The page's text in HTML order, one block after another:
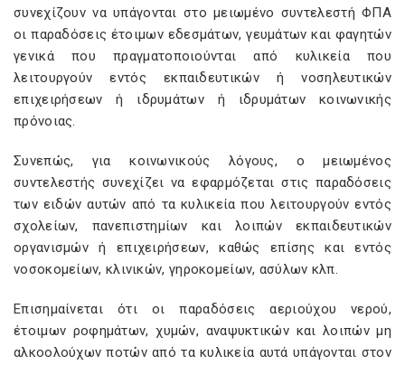
συνεχίζουν να υπάγονται στο μειωμένο συντελεστή ΦΠΑ
οι παραδόσεις έτοιμων εδεσμάτων, γευμάτων και φαγητών
γενικά που πραγματοποιούνται από κυλικεία που
λειτουργούν εντός εκπαιδευτικών ή νοσηλευτικών
επιχειρήσεων ή ιδρυμάτων ή ιδρυμάτων κοινωνικής
πρόνοιας.
Συνεπώς, για κοινωνικούς λόγους, ο μειωμένος
συντελεστής συνεχίζει να εφαρμόζεται στις παραδόσεις
των ειδών αυτών από τα κυλικεία που λειτουργούν εντός
σχολείων, πανεπιστημίων και λοιπών εκπαιδευτικών
οργανισμών ή επιχειρήσεων, καθώς επίσης και εντός
νοσοκομείων, κλινικών, γηροκομείων, ασύλων κλπ.
Επισημαίνεται ότι οι παραδόσεις αεριούχου νερού,
έτοιμων ροφημάτων, χυμών, αναψυκτικών και λοιπών μη
αλκοολούχων ποτών από τα κυλικεία αυτά υπάγονται στον